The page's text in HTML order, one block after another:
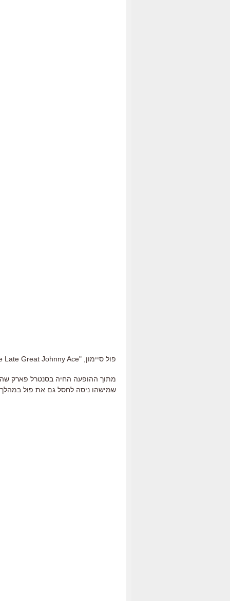
פול סיימון, "The Late Great Johnny Ace"
מתוך ההופעה החיה בסנטרל פארק
שמישהו ניסה לחסל גם את פול במהלך